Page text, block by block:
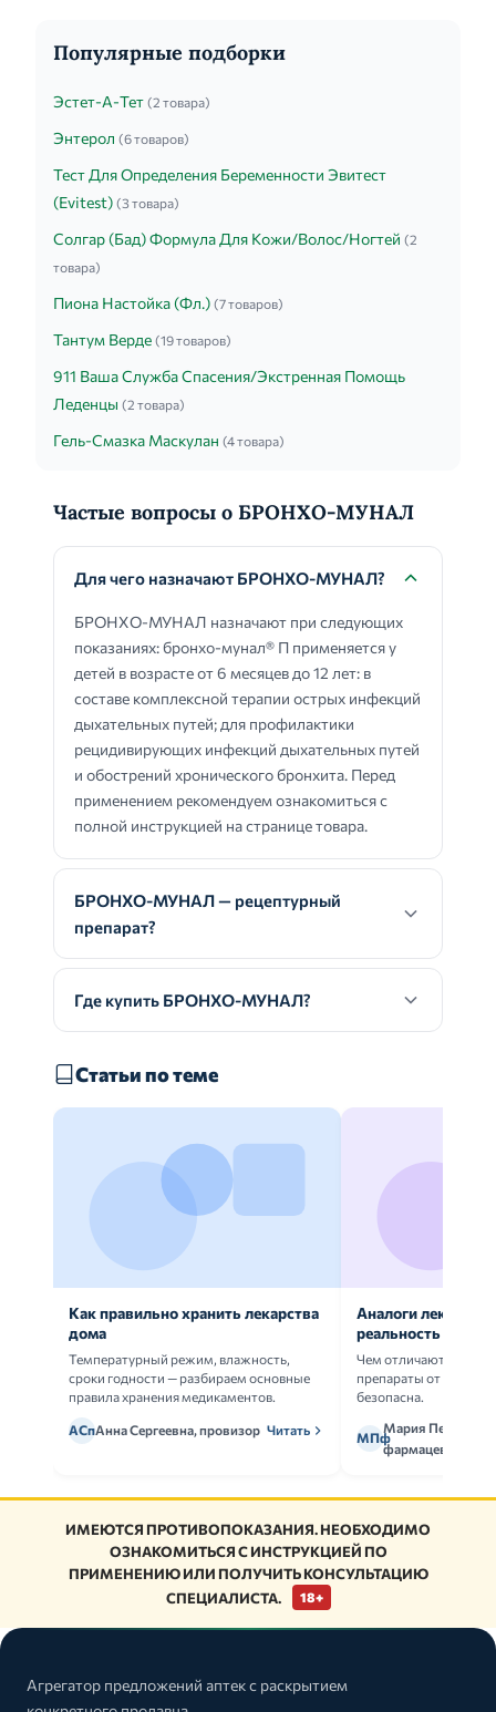
Популярные подборки
Эстет-А-Тет (2 товара)
Энтерол (6 товаров)
Тест Для Определения Беременности Эвитест
(Evitest) (3 товара)
Солгар (Бад) Формула Для Кожи/Волос/Ногтей (2
товара)
Пиона Настойка (Фл.) (7 товаров)
Тантум Верде (19 товаров)
911 Ваша Служба Спасения/Экстренная Помощь
Леденцы (2 товара)
Гель-Смазка Маскулан (4 товара)
Частые вопросы о БРОНХО-МУНАЛ
Для чего назначают БРОНХО-МУНАЛ?
БРОНХО-МУНАЛ назначают при следующих
показаниях: бронхо-мунал® П применяется у
детей в возрасте от 6 месяцев до 12 лет: в
составе комплексной терапии острых инфекций
дыхательных путей; для профилактики
рецидивирующих инфекций дыхательных путей
и обострений хронического бронхита. Перед
применением рекомендуем ознакомиться с
полной инструкцией на странице товара.
БРОНХО-МУНАЛ — рецептурный
препарат?
Где купить БРОНХО-МУНАЛ?
Статьи по теме
Как правильно хранить лекарства
дома
Температурный режим, влажность,
сроки годности — разбираем основные
правила хранения медикаментов.
АСпАнна Сергеевна, провизор Читать
Аналоги
реальность
Чем отличаются
препараты от
безопасна.
МПф
Мария Петрова,
фармацевт
ИМЕЮТСЯ ПРОТИВОПОКАЗАНИЯ. НЕОБХОДИМО
ОЗНАКОМИТЬСЯ С ИНСТРУКЦИЕЙ ПО
ПРИМЕНЕНИЮ ИЛИ ПОЛУЧИТЬ КОНСУЛЬТАЦИЮ
СПЕЦИАЛИСТА.
18+
Агрегатор предложений аптек с раскрытием